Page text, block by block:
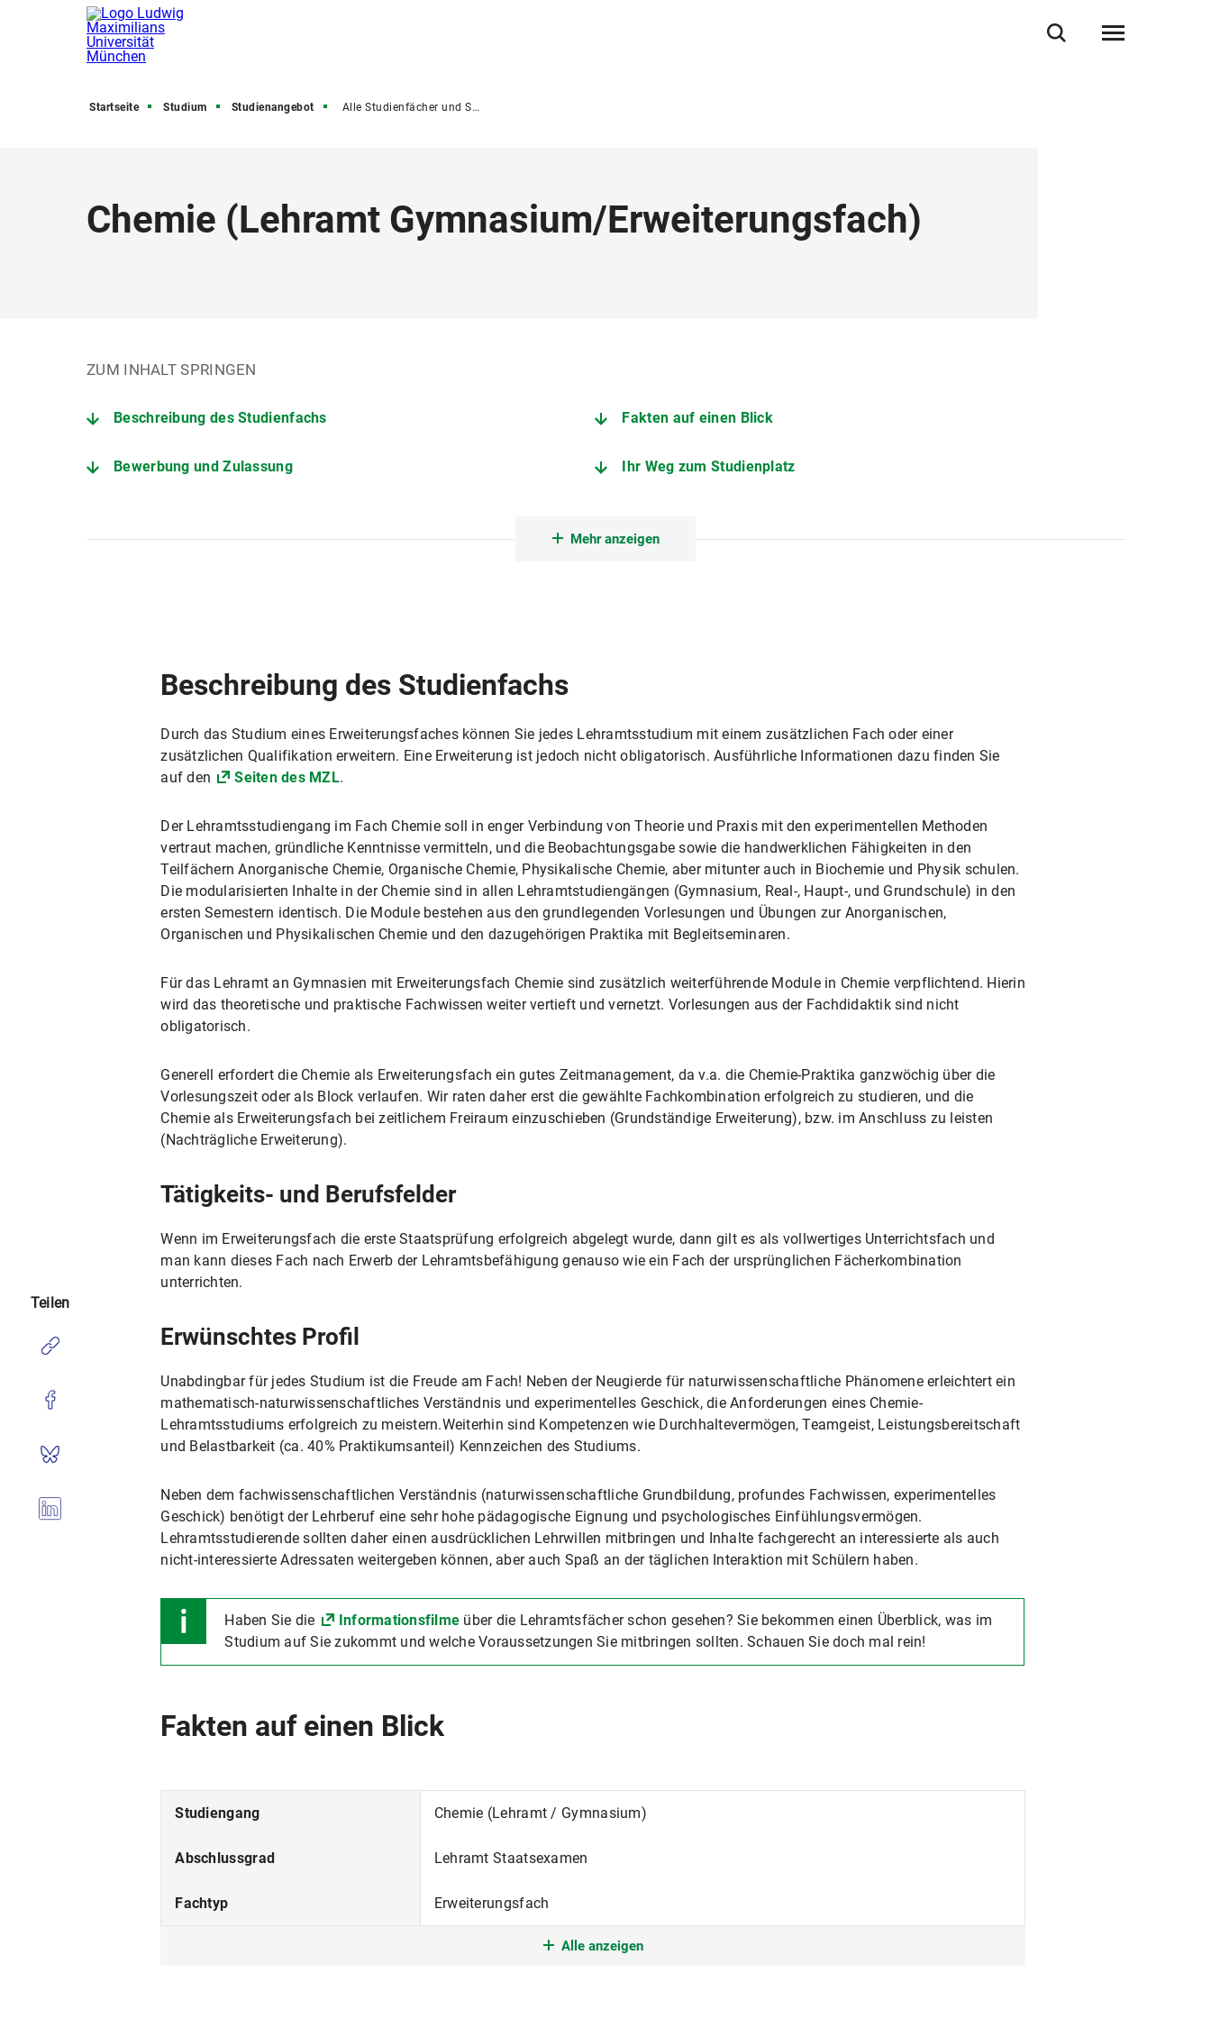
Startseite Studium Studienangebot Alle Studienfächer und Studiengänge
Chemie (Lehramt Gymnasium/Erweiterungsfach)
ZUM INHALT SPRINGEN
Beschreibung des Studienfachs Fakten auf einen Blick
Bewerbung und Zulassung Ihr Weg zum Studienplatz
Mehr anzeigen
Beschreibung des Studienfachs
Durch das Studium eines Erweiterungsfaches können Sie jedes Lehramtsstudium mit einem zusätzlichen Fach oder einer
zusätzlichen Qualifikation erweitern. Eine Erweiterung ist jedoch nicht obligatorisch. Ausführliche Informationen dazu finden Sie
auf den
Seiten des MZL.
Der Lehramtsstudiengang im Fach Chemie soll in enger Verbindung von Theorie und Praxis mit den experimentellen Methoden
vertraut machen, gründliche Kenntnisse vermitteln, und die Beobachtungsgabe sowie die handwerklichen Fähigkeiten in den
Teilfächern Anorganische Chemie, Organische Chemie, Physikalische Chemie, aber mitunter auch in Biochemie und Physik schulen.
Die modularisierten Inhalte in der Chemie sind in allen Lehramtstudiengängen (Gymnasium, Real-, Haupt-, und Grundschule) in den
ersten Semestern identisch. Die Module bestehen aus den grundlegenden Vorlesungen und Übungen zur Anorganischen,
Organischen und Physikalischen Chemie und den dazugehörigen Praktika mit Begleitseminaren.
Für das Lehramt an Gymnasien mit Erweiterungsfach Chemie sind zusätzlich weiterführende Module in Chemie verpflichtend. Hierin
wird das theoretische und praktische Fachwissen weiter vertieft und vernetzt. Vorlesungen aus der Fachdidaktik sind nicht
obligatorisch.
Generell erfordert die Chemie als Erweiterungsfach ein gutes Zeitmanagement, da v.a. die Chemie-Praktika ganzwöchig über die
Vorlesungszeit oder als Block verlaufen. Wir raten daher erst die gewählte Fachkombination erfolgreich zu studieren, und die
Chemie als Erweiterungsfach bei zeitlichem Freiraum einzuschieben (Grundständige Erweiterung), bzw. im Anschluss zu leisten
(Nachträgliche Erweiterung).
Tätigkeits- und Berufsfelder
Wenn im Erweiterungsfach die erste Staatsprüfung erfolgreich abgelegt wurde, dann gilt es als vollwertiges Unterrichtsfach und
man kann dieses Fach nach Erwerb der Lehramtsbefähigung genauso wie ein Fach der ursprünglichen Fächerkombination
unterrichten.
Erwünschtes Profil
Unabdingbar für jedes Studium ist die Freude am Fach! Neben der Neugierde für naturwissenschaftliche Phänomene erleichtert ein
mathematisch-naturwissenschaftliches Verständnis und experimentelles Geschick, die Anforderungen eines Chemie-
Lehramtsstudiums erfolgreich zu meistern.Weiterhin sind Kompetenzen wie Durchhaltevermögen, Teamgeist, Leistungsbereitschaft
und Belastbarkeit (ca. 40% Praktikumsanteil) Kennzeichen des Studiums.
Neben dem fachwissenschaftlichen Verständnis (naturwissenschaftliche Grundbildung, profundes Fachwissen, experimentelles
Geschick) benötigt der Lehrberuf eine sehr hohe pädagogische Eignung und psychologisches Einfühlungsvermögen.
Lehramtsstudierende sollten daher einen ausdrücklichen Lehrwillen mitbringen und Inhalte fachgerecht an interessierte als auch
nicht-interessierte Adressaten weitergeben können, aber auch Spaß an der täglichen Interaktion mit Schülern haben.
Haben Sie die Informationsfilme über die Lehramtsfächer schon gesehen? Sie bekommen einen Überblick, was im
Studium auf Sie zukommt und welche Voraussetzungen Sie mitbringen sollten. Schauen Sie doch mal rein!
Fakten auf einen Blick
Studiengang Chemie (Lehramt / Gymnasium)
Abschlussgrad Lehramt Staatsexamen
Fachtyp Erweiterungsfach
ErweiterungsstudiumAlle anzeigen
Teilen